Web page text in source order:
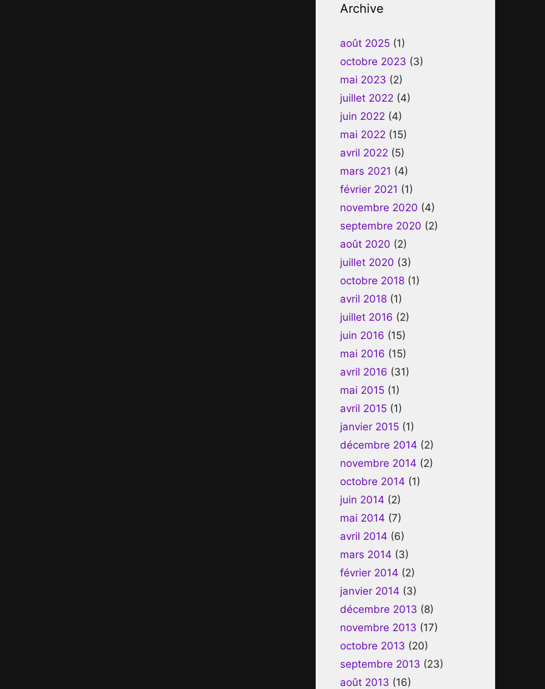
Archive
août 2025 (1)
octobre 2023 (3)
mai 2023 (2)
juillet 2022 (4)
juin 2022 (4)
mai 2022 (15)
avril 2022 (5)
mars 2021 (4)
février 2021 (1)
novembre 2020 (4)
septembre 2020 (2)
août 2020 (2)
juillet 2020 (3)
octobre 2018 (1)
avril 2018 (1)
juillet 2016 (2)
juin 2016 (15)
mai 2016 (15)
avril 2016 (31)
mai 2015 (1)
avril 2015 (1)
janvier 2015 (1)
décembre 2014 (2)
novembre 2014 (2)
octobre 2014 (1)
juin 2014 (2)
mai 2014 (7)
avril 2014 (6)
mars 2014 (3)
février 2014 (2)
janvier 2014 (3)
décembre 2013 (8)
novembre 2013 (17)
octobre 2013 (20)
septembre 2013 (23)
août 2013 (16)